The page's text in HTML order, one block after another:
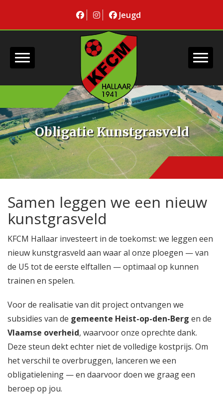
Jeugd
Obligatie Kunstgrasveld
Samen leggen we een nieuw
kunstgrasveld
KFCM Hallaar investeert in de toekomst: we leggen een
nieuw kunstgrasveld aan waar al onze ploegen — van
de U5 tot de eerste elftallen — optimaal op kunnen
trainen en spelen.
Voor de realisatie van dit project ontvangen we
subsidies van de gemeente Heist-op-den-Berg en de
Vlaamse overheid, waarvoor onze oprechte dank.
Deze steun dekt echter niet de volledige kostprijs. Om
het verschil te overbruggen, lanceren we een
obligatielening — en daarvoor doen we graag een
beroep op jou.